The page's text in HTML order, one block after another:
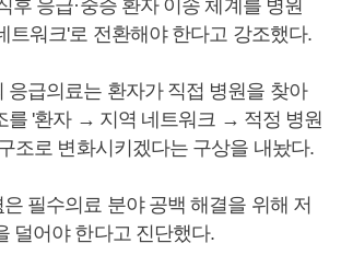
후 응급·중증 환자 이송 체계를 병원
트워크'로 전환해야 한다고 강조했다.
응급의료는 환자가 직접 병원을 찾아
를 '환자 → 지역 네트워크 → 적정 병원
조로 변화시키겠다는 구상을 내놨다.
은 필수의료 분야 공백 해결을 위해 저
덜어야 한다고 진단했다.